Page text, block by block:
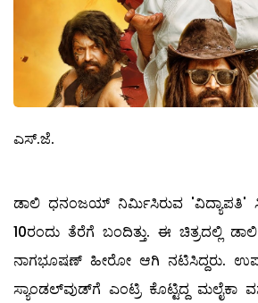
ಎಸ್.ಜೆ.
ಡಾಲಿ ಧನಂಜಯ್ ನಿರ್ಮಿಸಿರುವ 'ವಿದ್ಯಾಪತಿ'
10ರಂದು ತೆರೆಗೆ ಬಂದಿತ್ತು. ಈ ಚಿತ್ರದಲ್ಲಿ
ನಾಗಭೂಷಣ್ ಹೀರೋ ಆಗಿ ನಟಿಸಿದ್ದರು.
ಸ್ಯಾಂಡಲ್‌ವುಡ್‌ಗೆ ಎಂಟ್ರಿ ಕೊಟ್ಟಿದ್ದ ಮಲೈಕಾ